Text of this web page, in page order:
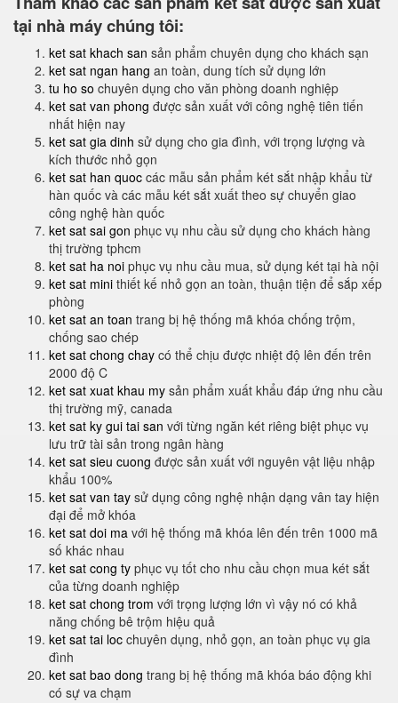
tại nhà máy chúng tôi:
ket sat khach san sản phẩm chuyên dụng cho khách sạn
ket sat ngan hang an toàn, dung tích sử dụng lớn
tu ho so chuyên dụng cho văn phòng doanh nghiệp
ket sat van phong được sản xuất với công nghệ tiên tiến
nhất hiện nay
ket sat gia dinh sử dụng cho gia đình, với trọng lượng và
kích thước nhỏ gọn
ket sat han quoc các mẫu sản phẩm két sắt nhập khẩu từ
hàn quốc và các mẫu két sắt xuất theo sự chuyển giao
công nghệ hàn quốc
ket sat sai gon phục vụ nhu cầu sử dụng cho khách hàng
thị trường tphcm
ket sat ha noi phục vụ nhu cầu mua, sử dụng két tại hà nội
ket sat mini thiết kế nhỏ gọn an toàn, thuận tiện để sắp xếp
phòng
ket sat an toan trang bị hệ thống mã khóa chống trộm,
chống sao chép
ket sat chong chay có thể chịu được nhiệt độ lên đến trên
2000 độ C
ket sat xuat khau my sản phẩm xuất khẩu đáp ứng nhu cầu
thị trường mỹ, canada
ket sat ky gui tai san với từng ngăn két riêng biệt phục vụ
lưu trữ tài sản trong ngân hàng
ket sat sieu cuong được sản xuất với nguyên vật liệu nhập
khẩu 100%
ket sat van tay sử dụng công nghệ nhận dạng vân tay hiện
đại để mở khóa
ket sat doi ma với hệ thống mã khóa lên đến trên 1000 mã
số khác nhau
ket sat cong ty phục vụ tốt cho nhu cầu chọn mua két sắt
của từng doanh nghiệp
ket sat chong trom với trọng lượng lớn vì vậy nó có khả
năng chống bê trộm hiệu quả
ket sat tai loc chuyên dụng, nhỏ gọn, an toàn phục vụ gia
đình
ket sat bao dong trang bị hệ thống mã khóa báo động khi
có sự va chạm